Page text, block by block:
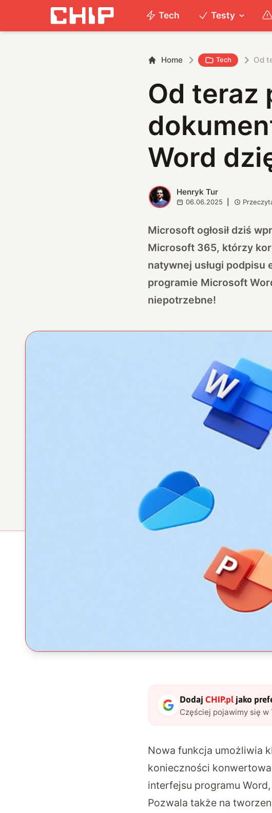
Tech Testy
Home Tech Od
Od teraz
Word
H Henryk Tur
06.06.2025
Microsoft ogłosił dziś
Microsoft 365, którzy
natywnej usługi
programie Microsoft
niepotrzebne!
Dodaj CHIP.pljako
Częściej pojawimy się
Nowa funkcja umożliwia
konieczności
interfejsu programu
Pozwala także na